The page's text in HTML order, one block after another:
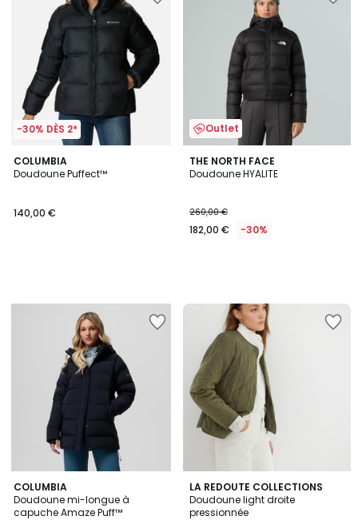
-30% DÈS 2*
COLUMBIA
Doudoune Puffect™
140,00 €
Outlet
THE NORTH FACE
Doudoune HYALITE
260,00 €
182,00 € -30%
COLUMBIA
Doudoune mi-longue à
capuche Amaze Puff™
LA REDOUTE COLLECTIONS
Doudoune light droite
pressionnée
4,7
/ 5